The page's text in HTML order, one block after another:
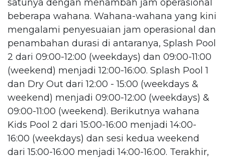
satunya dengan menambah jam operasional
beberapa wahana. Wahana-wahana yang kini
mengalami penyesuaian jam operasional dan
penambahan durasi di antaranya, Splash Pool
2 dari 09:00-12:00 (weekdays) dan 09:00-11:00
(weekend) menjadi 12:00-16:00. Splash Pool 1
dan Dry Out dari 12:00 - 15:00 (weekdays &
weekend) menjadi 09:00-12:00 (weekdays) &
09:00-11:00 (weekend). Berikutnya wahana
Kids Pool 2 dari 15:00-16:00 menjadi 14:00-
16:00 (weekdays) dan sesi kedua weekend
dari 15:00-16:00 menjadi 14:00-16:00. Terakhir,